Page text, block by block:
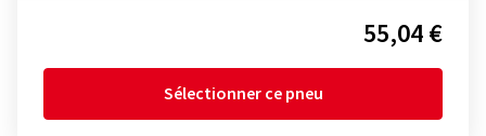
55,04 €
Sélectionner ce pneu